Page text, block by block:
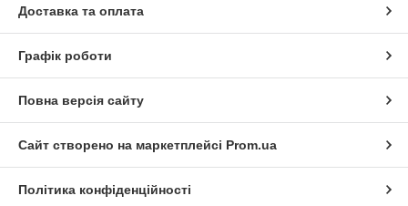
Доставка та оплата
Графік роботи
Повна версія сайту
Сайт створено на маркетплейсі Prom.ua
Політика конфіденційності